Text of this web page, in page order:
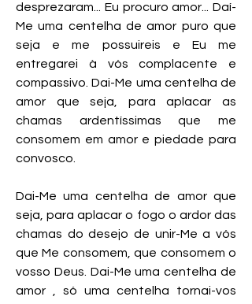
desprezaram... Eu procuro amor... Daí-
Me uma centelha de amor puro que
seja e me possuireis e Eu me
entregarei à vós complacente e
compassivo. Dai-Me uma centelha de
amor que seja, para aplacar as
chamas ardentíssimas que me
consomem em amor e piedade para
convosco.
Dai-Me uma centelha de amor que
seja, para aplacar o fogo o ardor das
chamas do desejo de unir-Me a vós
que Me consomem, que consomem o
vosso Deus. Dai-Me uma centelha de
amor , só uma centelha tornai-vos